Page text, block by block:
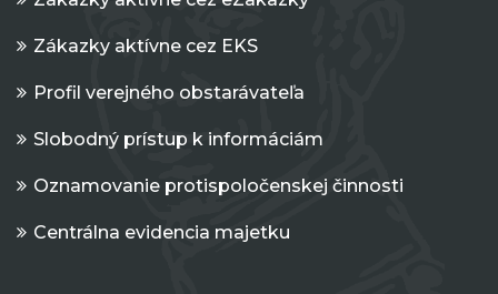
Zákazky aktívne cez EKS
Profil verejného obstarávateľa
Slobodný prístup k informáciám
Oznamovanie protispoločenskej činnosti
Centrálna evidencia majetku